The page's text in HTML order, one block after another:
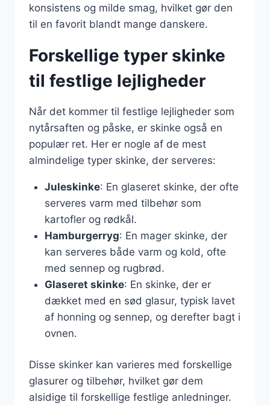
konsistens og milde smag, hvilket gør den
til en favorit blandt mange danskere.
Forskellige typer skinke
til festlige lejligheder
Når det kommer til festlige lejligheder som
nytårsaften og påske, er skinke også en
populær ret. Her er nogle af de mest
almindelige typer skinke, der serveres:
Juleskinke: En glaseret skinke, der ofte
serveres varm med tilbehør som
kartofler og rødkål.
Hamburgerryg: En mager skinke, der
kan serveres både varm og kold, ofte
med sennep og rugbrød.
Glaseret skinke: En skinke, der er
dækket med en sød glasur, typisk lavet
af honning og sennep, og derefter bagt i
ovnen.
Disse skinker kan varieres med forskellige
glasurer og tilbehør, hvilket gør dem
alsidige til forskellige festlige anledninger.